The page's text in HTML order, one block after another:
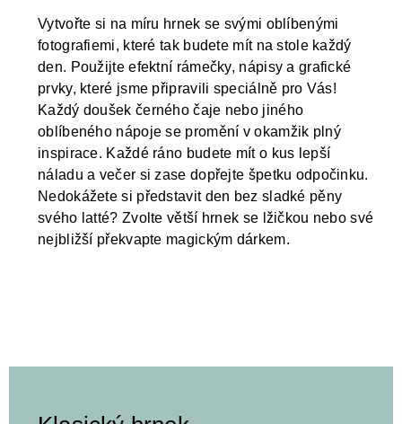
Vytvořte si na míru hrnek se svými oblíbenými
fotografiemi, které tak budete mít na stole každý
den. Použijte efektní rámečky, nápisy a grafické
prvky, které jsme připravili speciálně pro Vás!
Každý doušek černého čaje nebo jiného
oblíbeného nápoje se promění v okamžik plný
inspirace. Každé ráno budete mít o kus lepší
náladu a večer si zase dopřejte špetku odpočinku.
Nedokážete si představit den bez sladké pěny
svého latté? Zvolte větší hrnek se lžičkou nebo své
nejbližší překvapte magickým dárkem.